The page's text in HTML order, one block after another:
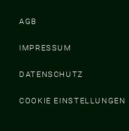
AGB
IMPRESSUM
DATENSCHUTZ
COOKIE EINSTELLUNGEN